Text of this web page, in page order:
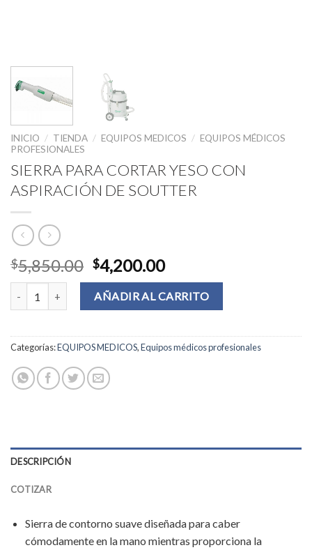
INICIO / TIENDA / EQUIPOS MEDICOS / EQUIPOS MÉDICOS
PROFESIONALES
SIERRA PARA CORTAR YESO CON
ASPIRACIÓN DE SOUTTER
$5,850.00 $4,200.00
SIERRA PARA CORTAR YESO CON ASPIRACIÓN DE SOUTTER
AÑADIR AL CARRITO
Categorías:EQUIPOS MEDICOS,Equipos médicos profesionales
DESCRIPCIÓN
COTIZAR
Sierra de contorno suave diseñada para caber
cómodamente en la mano mientras proporciona la